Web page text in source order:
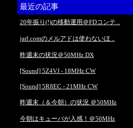
最近の記事
20年振り(!)の移動運用＠FDコンテ ..
jarl.comのメルアドは使わないほ ..
昨週末の状況＠50MHz DX
[Sound] 5Z4VJ - 18MHz CW
[Sound] 5R8EC - 21MHz CW
昨週末（＆今朝）の状況 ＠50MHz
今朝はキューバが入感！＠50MHz